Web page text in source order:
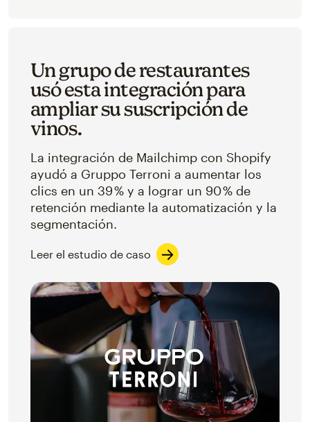
Un grupo de restaurantes
usó esta integración para
ampliar su suscripción de
vinos.
La integración de Mailchimp con Shopify
ayudó a Gruppo Terroni a aumentar los
clics en un 39 % y a lograr un 90 % de
retención mediante la automatización y la
segmentación.
Leer el estudio de caso